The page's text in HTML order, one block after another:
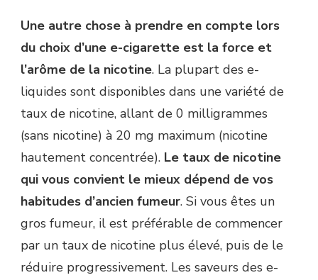
Une autre chose à prendre en compte lors
du choix d’une e-cigarette est la force et
l’arôme de la nicotine. La plupart des e-
liquides sont disponibles dans une variété de
taux de nicotine, allant de 0 milligrammes
(sans nicotine) à 20 mg maximum (nicotine
hautement concentrée). Le taux de nicotine
qui vous convient le mieux dépend de vos
habitudes d’ancien fumeur. Si vous êtes un
gros fumeur, il est préférable de commencer
par un taux de nicotine plus élevé, puis de le
réduire progressivement. Les saveurs des e-